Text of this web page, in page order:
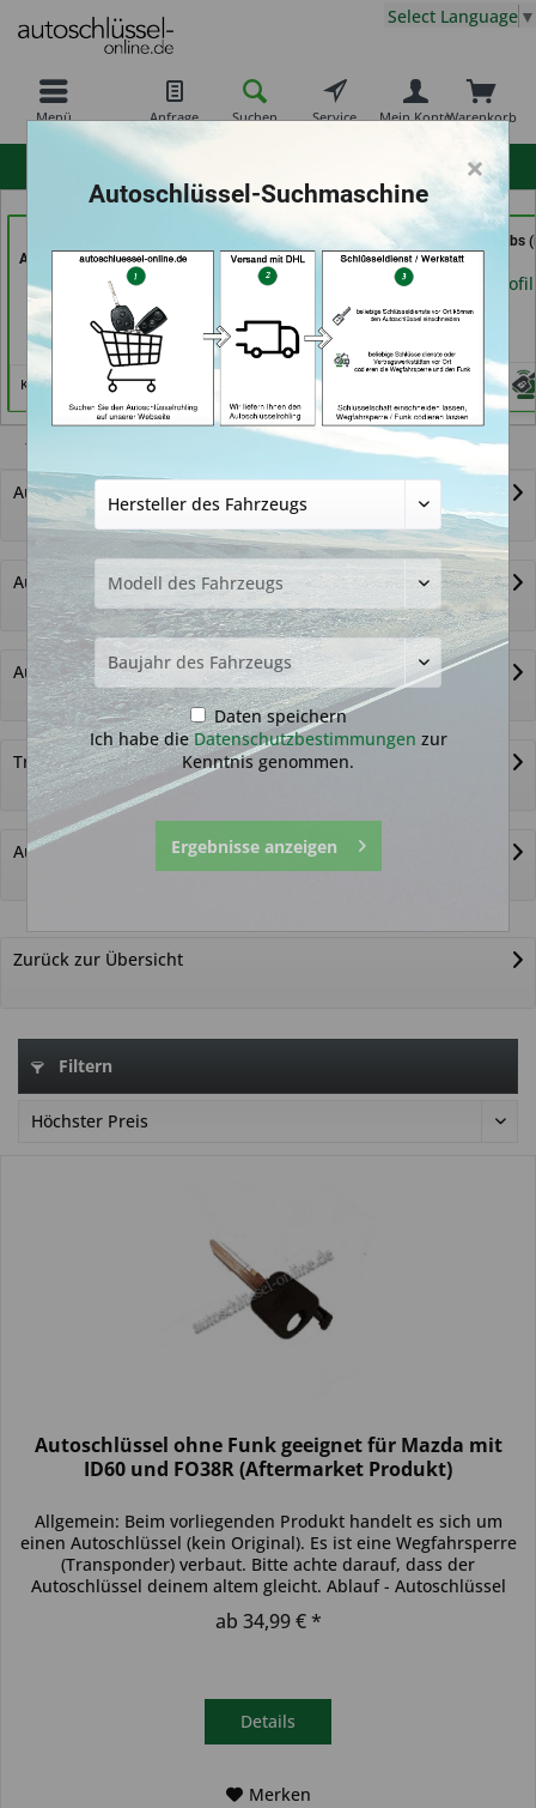
Menü Anfrage Suchen Service Warenkorb
Mein Konto
Select Language ▼
Autoschlüssel (in Berlin)
Händlerprofil
Keine Services hinterlegt
Schlüssel-Welt bei
Meister Grüner (in
München)
Schlüssel Jacobs
Krefeld)
Händlerprofil
Tribute
Autoschlüssel mit Funk
Autoschlüssel ohne Funk
Autoschlüsselgehäuse und Zubehör
Transponder
Autoschlüssel nicht gefunden?
Zurück zur Übersicht
Filtern
Autoschlüssel ohne Funk geeignet für Mazda mit
ID60 und FO38R (Aftermarket Produkt)
Allgemein: Beim vorliegenden Produkt handelt es sich um
einen Autoschlüssel (kein Original). Es ist eine Wegfahrsperre
(Transponder) verbaut. Bitte achte darauf, dass der
Autoschlüssel deinem altem gleicht. Ablauf - Autoschlüssel
ab 34,99 € *
Details
Merken
×
Autoschlüssel-Suchmaschine
Daten speichern
Ich habe dieDatenschutzbestimmungen zur
Kenntnis genommen.
Ergebnisse anzeigen